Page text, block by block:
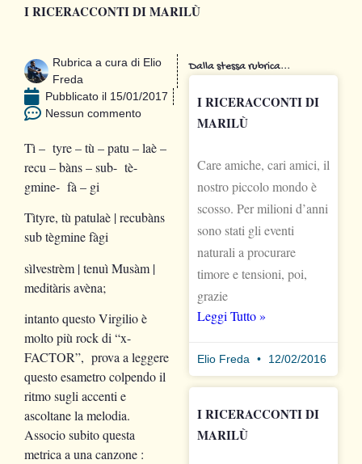
I RICERACCONTI DI MARILÙ
Rubrica a cura di Elio
Freda
Pubblicato il 15/01/2017
Nessun commento
Tì – tyre –tù – patu – laè–
recu –bàns– sub- tè-
gmine- fà – gi
Tìtyre, tù patulaè | recubàns
sub tègmine fàgi
sìlvestrèm | tenuì Musàm |
meditàris avèna;
intanto questo Virgilio è
molto più rock di “x-
FACTOR”, prova a leggere
questo esametro colpendo il
ritmo sugli accenti e
ascoltane la melodia.
Associo subito questa
metrica a una canzone :
Dalla stessa rubrica...
I RICERACCONTI DI
MARILÙ
Care amiche, cari amici, il
nostro piccolo mondo è
scosso. Per milioni d’anni
sono stati gli eventi
naturali a procurare
timore e tensioni, poi,
grazie
Leggi Tutto »
Elio Freda 12/02/2016
I RICERACCONTI DI
MARILÙ